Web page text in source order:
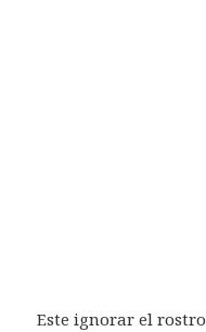
Este ignorar el